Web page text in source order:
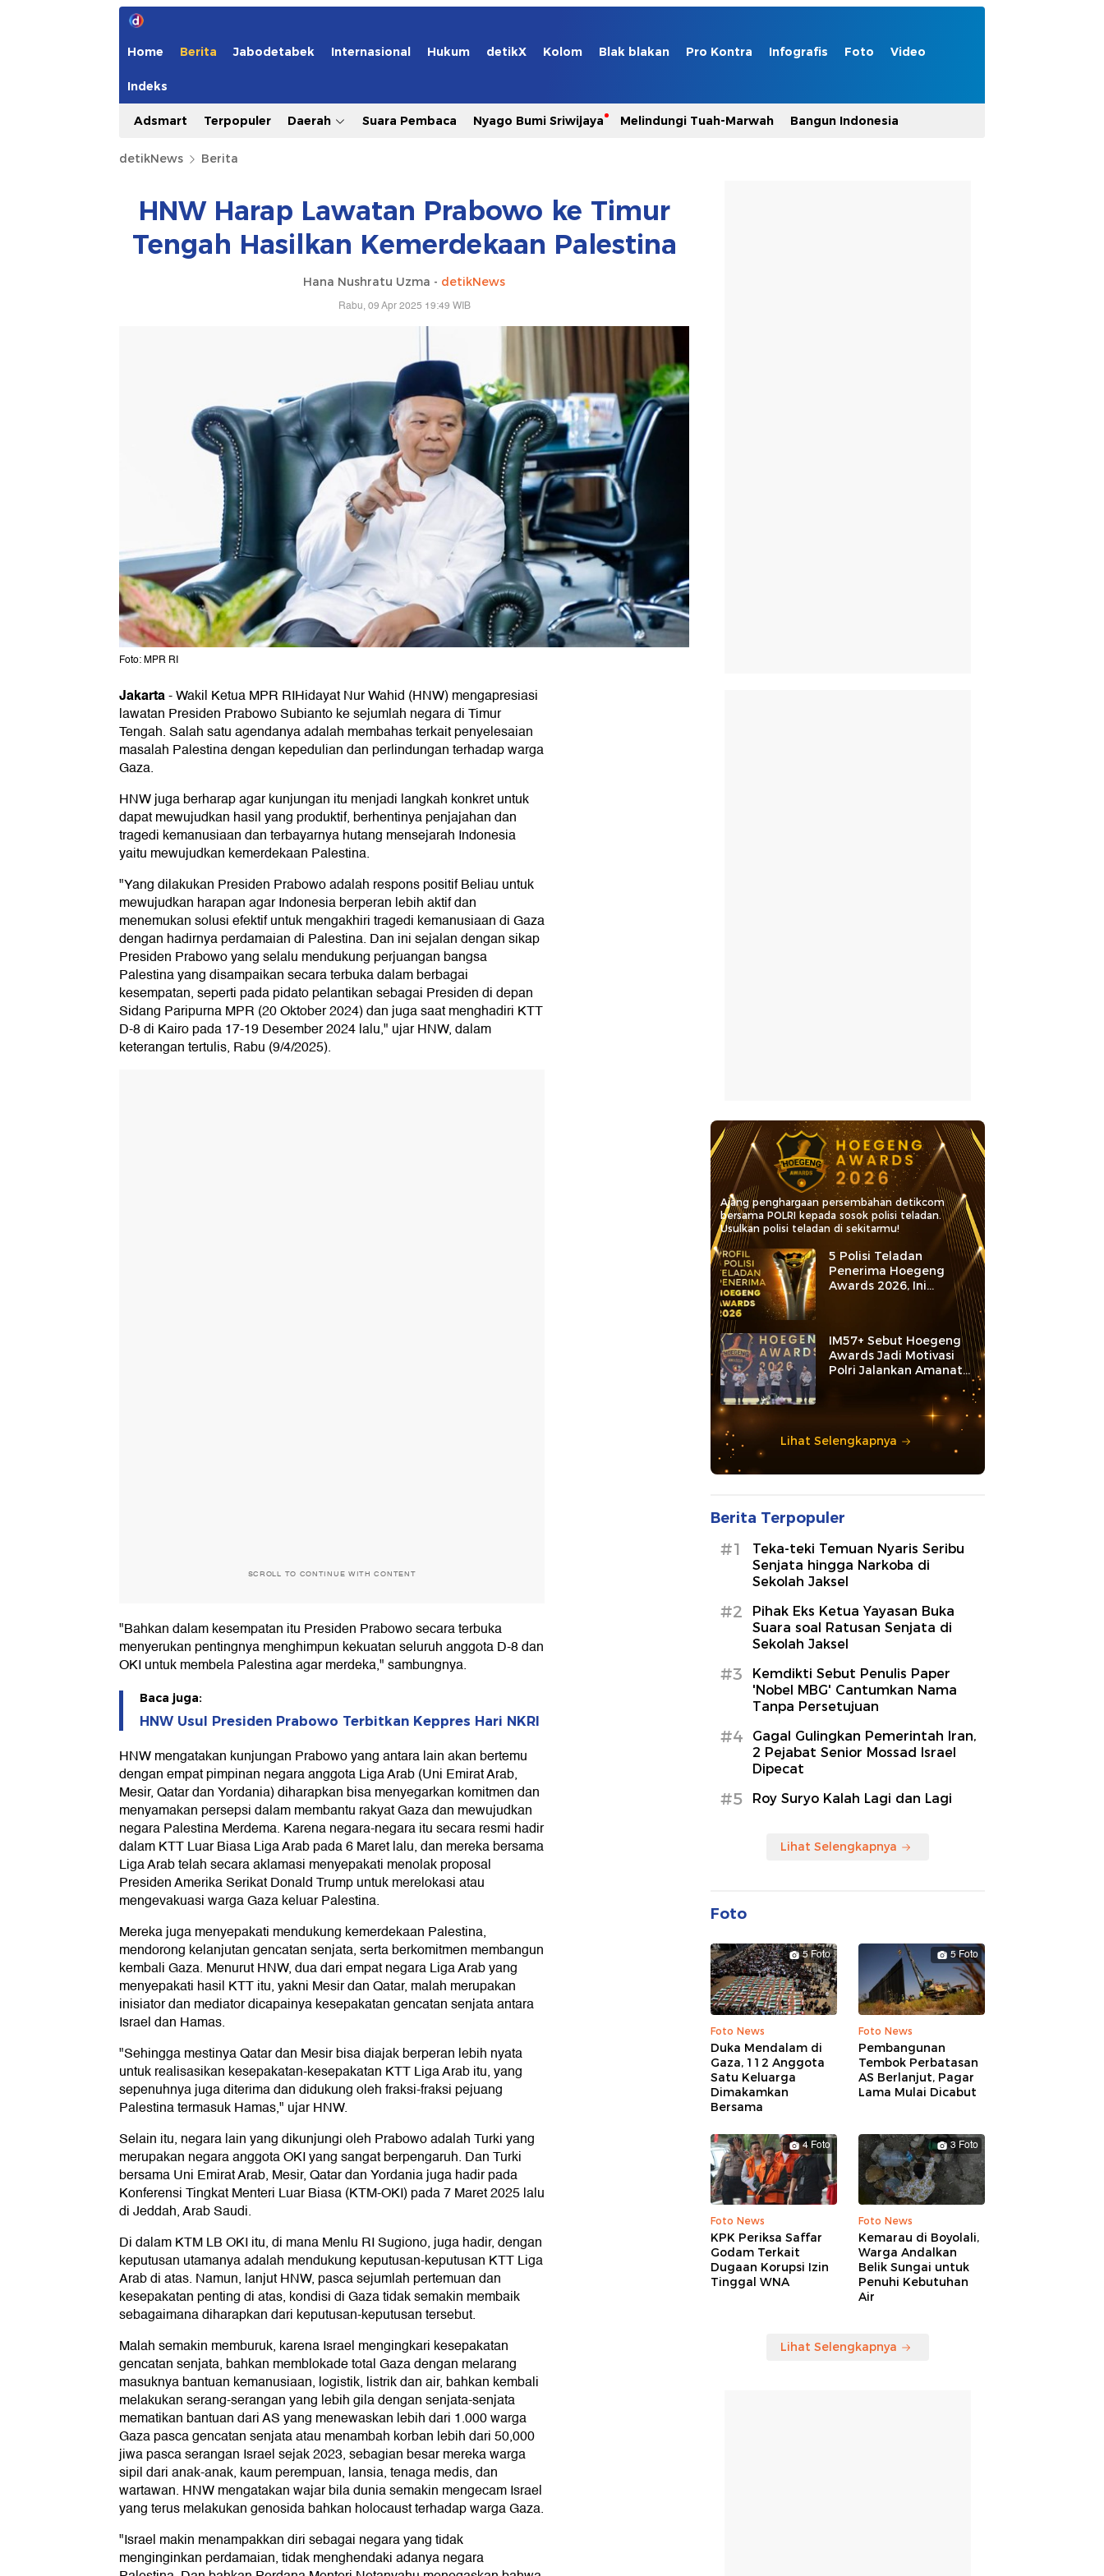
Home Berita Jabodetabek Internasional Hukum detikX Kolom Blak blakan Pro Kontra Infografis Foto Video
Indeks
Adsmart Terpopuler Daerah Suara Pembaca Nyago Bumi Sriwijaya Melindungi Tuah-Marwah Bangun Indonesia
detikNews Berita
HNW Harap Lawatan Prabowo ke Timur
Tengah Hasilkan Kemerdekaan Palestina
Hana Nushratu Uzma - detikNews
Rabu, 09 Apr 2025 19:49 WIB
Foto: MPR RI
Jakarta-Wakil Ketua MPR RIHidayat Nur Wahid (HNW) mengapresiasi
lawatan Presiden Prabowo Subianto ke sejumlah negara di Timur
Tengah. Salah satu agendanya adalah membahas terkait penyelesaian
masalah Palestina dengan kepedulian dan perlindungan terhadap warga
Gaza.
HNW juga berharap agar kunjungan itu menjadi langkah konkret untuk
dapat mewujudkan hasil yang produktif, berhentinya penjajahan dan
tragedi kemanusiaan dan terbayarnya hutang mensejarah Indonesia
yaitu mewujudkan kemerdekaan Palestina.
"Yang dilakukan Presiden Prabowo adalah respons positif Beliau untuk
mewujudkan harapan agar Indonesia berperan lebih aktif dan
menemukan solusi efektif untuk mengakhiri tragedi kemanusiaan di Gaza
dengan hadirnya perdamaian di Palestina. Dan ini sejalan dengan sikap
Presiden Prabowo yang selalu mendukung perjuangan bangsa
Palestina yang disampaikan secara terbuka dalam berbagai
kesempatan, seperti pada pidato pelantikan sebagai Presiden di depan
Sidang Paripurna MPR (20 Oktober 2024) dan juga saat menghadiri KTT
D-8 di Kairo pada 17-19 Desember 2024 lalu," ujar HNW, dalam
keterangan tertulis, Rabu (9/4/2025).
SCROLL TO CONTINUE WITH CONTENT
"Bahkan dalam kesempatan itu Presiden Prabowo secara terbuka
menyerukan pentingnya menghimpun kekuatan seluruh anggota D-8 dan
OKI untuk membela Palestina agar merdeka," sambungnya.
Baca juga:
HNW Usul Presiden Prabowo Terbitkan Keppres Hari NKRI
HNW mengatakan kunjungan Prabowo yang antara lain akan bertemu
dengan empat pimpinan negara anggota Liga Arab (Uni Emirat Arab,
Mesir, Qatar dan Yordania) diharapkan bisa menyegarkan komitmen dan
menyamakan persepsi dalam membantu rakyat Gaza dan mewujudkan
negara Palestina Merdema. Karena negara-negara itu secara resmi hadir
dalam KTT Luar Biasa Liga Arab pada 6 Maret lalu, dan mereka bersama
Liga Arab telah secara aklamasi menyepakati menolak proposal
Presiden Amerika Serikat Donald Trump untuk merelokasi atau
mengevakuasi warga Gaza keluar Palestina.
Mereka juga menyepakati mendukung kemerdekaan Palestina,
mendorong kelanjutan gencatan senjata, serta berkomitmen membangun
kembali Gaza. Menurut HNW, dua dari empat negara Liga Arab yang
menyepakati hasil KTT itu, yakni Mesir dan Qatar, malah merupakan
inisiator dan mediator dicapainya kesepakatan gencatan senjata antara
Israel dan Hamas.
"Sehingga mestinya Qatar dan Mesir bisa diajak berperan lebih nyata
untuk realisasikan kesepakatan-kesepakatan KTT Liga Arab itu, yang
sepenuhnya juga diterima dan didukung oleh fraksi-fraksi pejuang
Palestina termasuk Hamas," ujar HNW.
Selain itu, negara lain yang dikunjungi oleh Prabowo adalah Turki yang
merupakan negara anggota OKI yang sangat berpengaruh. Dan Turki
bersama Uni Emirat Arab, Mesir, Qatar dan Yordania juga hadir pada
Konferensi Tingkat Menteri Luar Biasa (KTM-OKI) pada 7 Maret 2025 lalu
di Jeddah, Arab Saudi.
Di dalam KTM LB OKI itu, di mana Menlu RI Sugiono, juga hadir, dengan
keputusan utamanya adalah mendukung keputusan-keputusan KTT Liga
Arab di atas. Namun, lanjut HNW, pasca sejumlah pertemuan dan
kesepakatan penting di atas, kondisi di Gaza tidak semakin membaik
sebagaimana diharapkan dari keputusan-keputusan tersebut.
Malah semakin memburuk, karena Israel mengingkari kesepakatan
gencatan senjata, bahkan memblokade total Gaza dengan melarang
masuknya bantuan kemanusiaan, logistik, listrik dan air, bahkan kembali
melakukan serang-serangan yang lebih gila dengan senjata-senjata
mematikan bantuan dari AS yang menewaskan lebih dari 1.000 warga
Gaza pasca gencatan senjata atau menambah korban lebih dari 50,000
jiwa pasca serangan Israel sejak 2023, sebagian besar mereka warga
sipil dari anak-anak, kaum perempuan, lansia, tenaga medis, dan
wartawan. HNW mengatakan wajar bila dunia semakin mengecam Israel
yang terus melakukan genosida bahkan holocaust terhadap warga Gaza.
"Israel makin menampakkan diri sebagai negara yang tidak
menginginkan perdamaian, tidak menghendaki adanya negara
Ajang penghargaan persembahan detikcom
bersama POLRI kepada sosok polisi teladan.
Usulkan polisi teladan di sekitarmu!
5 Polisi Teladan
Penerima Hoegeng
Awards 2026, Ini
Kategori dan Kiprahnya
IM57+ Sebut Hoegeng
Awards Jadi Motivasi
Polri Jalankan Amanat
Lihat Selengkapnya
Berita Terpopuler
#1
Teka-teki Temuan Nyaris Seribu
Senjata hingga Narkoba di
Sekolah Jaksel
#2
Pihak Eks Ketua Yayasan Buka
Suara soal Ratusan Senjata di
Sekolah Jaksel
#3
Kemdikti Sebut Penulis Paper
'Nobel MBG' Cantumkan Nama
Tanpa Persetujuan
#4
Gagal Gulingkan Pemerintah Iran,
2 Pejabat Senior Mossad Israel
Dipecat
#5 Roy Suryo Kalah Lagi dan Lagi
Lihat Selengkapnya
Foto
5 Foto
Foto News
Duka Mendalam di
Gaza, 112 Anggota
Satu Keluarga
Dimakamkan
Bersama
5 Foto
Foto News
Pembangunan
Tembok Perbatasan
AS Berlanjut, Pagar
Lama Mulai Dicabut
4 Foto
Foto News
KPK Periksa Saffar
Godam Terkait
Dugaan Korupsi Izin
Tinggal WNA
3 Foto
Foto News
Kemarau di Boyolali,
Warga Andalkan
Belik Sungai untuk
Penuhi Kebutuhan
Air
Lihat Selengkapnya